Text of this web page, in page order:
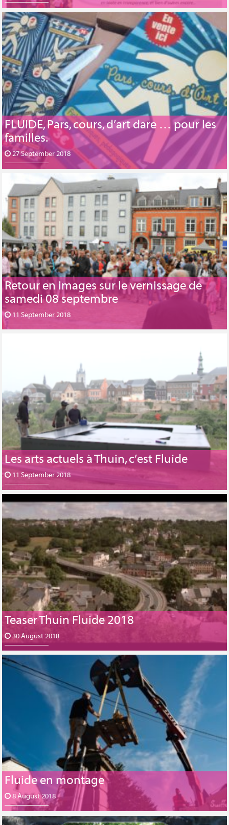
FLUIDE, Pars, cours, d’art dare … pour les
familles.
27 September 2018
Retour en images sur le vernissage de
samedi 08 septembre
11 September 2018
Les arts actuels à Thuin, c’est Fluide
11 September 2018
Teaser Thuin Fluide 2018
30 August 2018
Fluide en montage
8 August 2018